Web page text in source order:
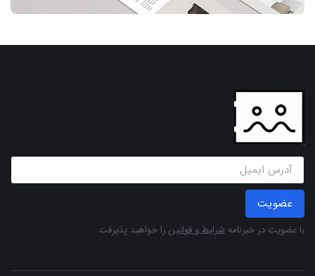
عضویت
با عضویت در خبرنامه شرایط و قوانین را خواهید پذیرفت.